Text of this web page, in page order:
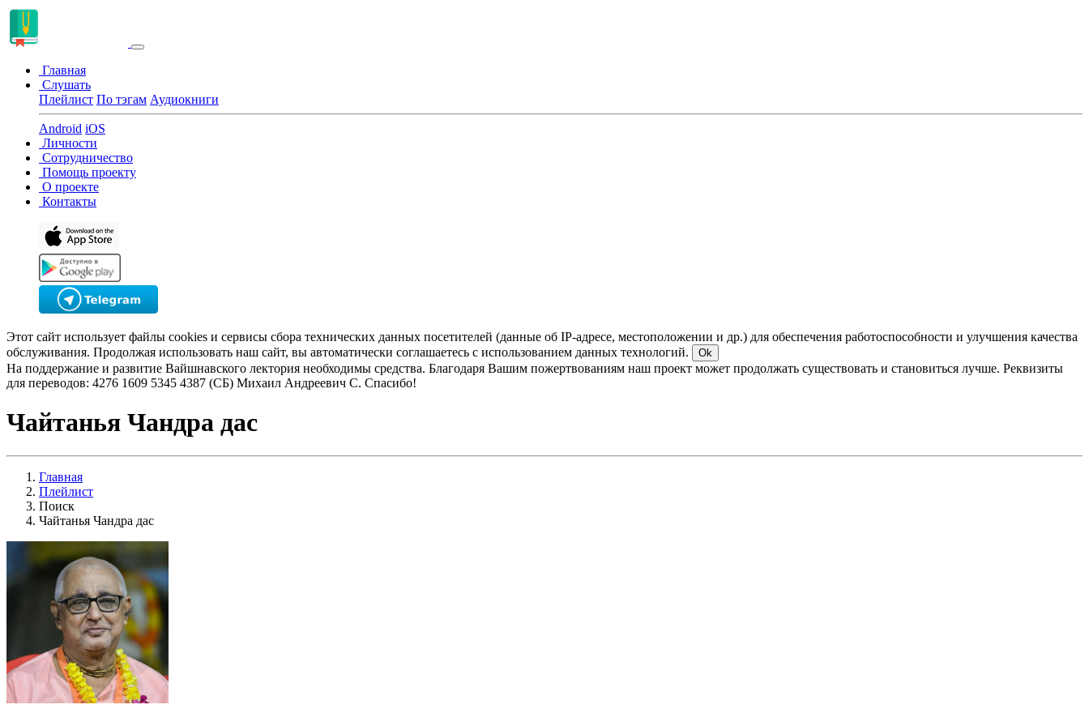
Главная
Слушать
Плейлист По тэгам Аудиокниги
Android iOS
Личности
Сотрудничество
Помощь проекту
О проекте
Контакты
Этот сайт использует файлы cookies и сервисы сбора технических данных посетителей (данные об IP-адресе, местоположении и др.) для обеспечения работоспособности и улучшения качества
обслуживания. Продолжая использовать наш сайт, вы автоматически соглашаетесь с использованием данных технологий.
Ok
На поддержание и развитие Вайшнавского лектория необходимы средства. Благодаря Вашим пожертвованиям наш проект может продолжать существовать и становиться лучше. Реквизиты
для переводов: 4276 1609 5345 4387 (СБ) Михаил Андреевич С. Спасибо!
Чайтанья Чандра дас
Главная
Плейлист
Поиск
Чайтанья Чандра дас